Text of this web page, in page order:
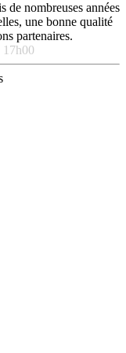
de nombreuses années
une bonne qualité
partenaires.